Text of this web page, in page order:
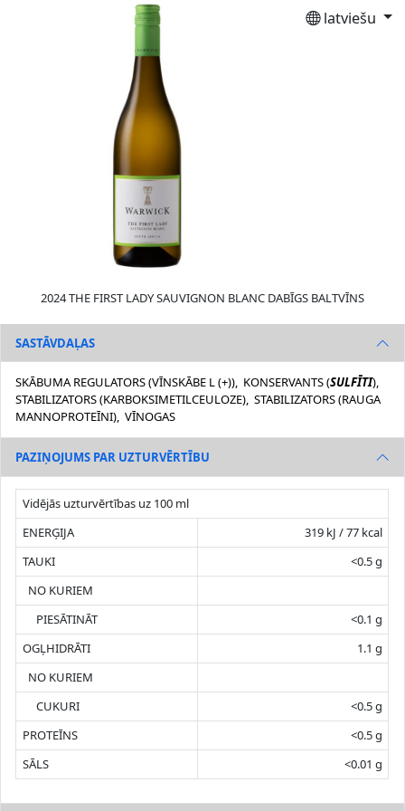
latviešu
2024 THE FIRST LADY SAUVIGNON BLANC DABĪGS BALTVĪNS
SASTĀVDAĻAS
SKĀBUMA REGULATORS (VĪNSKĀBE L (+)), KONSERVANTS (SULFĪTI),
STABILIZATORS (KARBOKSIMETILCEULOZE), STABILIZATORS (RAUGA
MANNOPROTEĪNI), VĪNOGAS
PAZIŅOJUMS PAR UZTURVĒRTĪBU
Vidējās uzturvērtības uz 100 ml
ENERĢIJA
319 kJ / 77 kcal
TAUKI
<0.5 g
NO KURIEM
PIESĀTINĀT
<0.1 g
OGĻHIDRĀTI
1.1 g
NO KURIEM
CUKURI
<0.5 g
PROTEĪNS
<0.5 g
SĀLS
<0.01 g